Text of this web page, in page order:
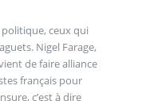
ceux qui
Nigel Farage,
de faire alliance
français pour
c’est à dire